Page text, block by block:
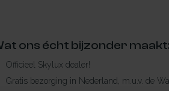
ons écht bijzonder maakt:
Officieel Skylux dealer!
Gratis bezorging in Nederland, m.u.v. de